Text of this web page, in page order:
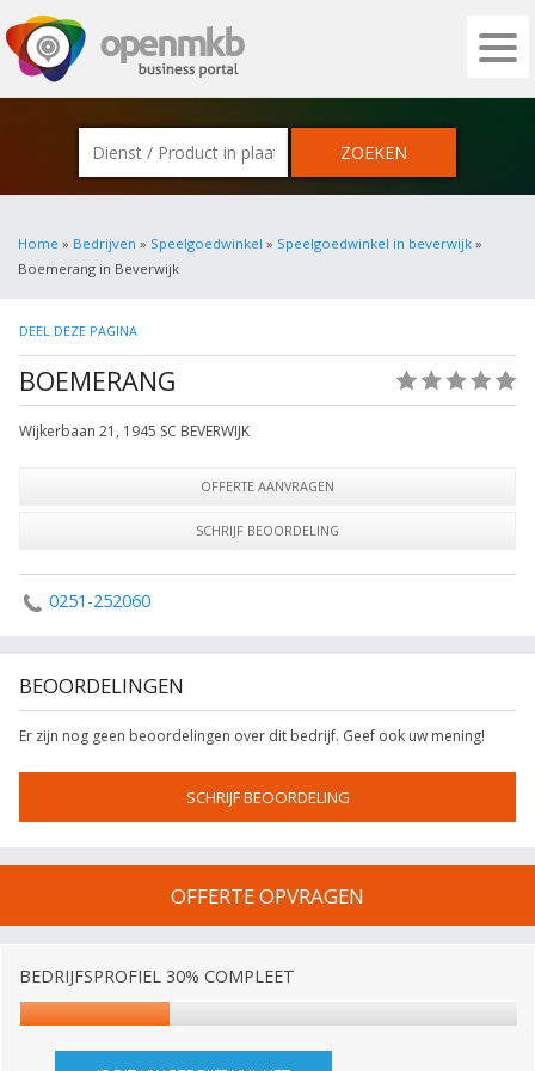
OPENMKB - DE ZAKELIJKE PORTAL
Home » Bedrijven » Speelgoedwinkel » Speelgoedwinkel in beverwijk »
Boemerang in Beverwijk
DEEL DEZE PAGINA
BOEMERANG
Wijkerbaan 21 , 1945 SC BEVERWIJK
OFFERTE AANVRAGEN
SCHRIJF BEOORDELING
0251-252060
BEOORDELINGEN
Er zijn nog geen beoordelingen over dit bedrijf. Geef ook uw mening!
SCHRIJF BEOORDELING
OFFERTE OPVRAGEN
BEDRIJFSPROFIEL 30% COMPLEET